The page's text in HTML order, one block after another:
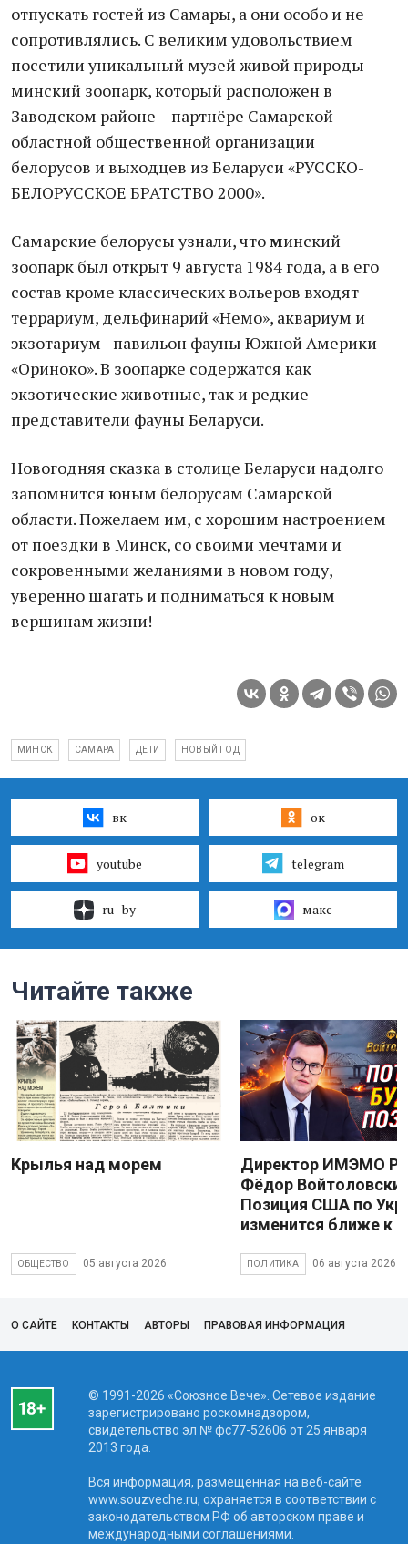
отпускать гостей из Самары, а они особо и не
сопротивлялись. С великим удовольствием
посетили уникальный музей живой природы -
минский зоопарк, который расположен в
Заводском районе – партнёре Самарской
областной общественной организации
белорусов и выходцев из Беларуси «РУССКО-
БЕЛОРУССКОЕ БРАТСТВО 2000».
Самарские белорусы узнали, чтоминский
зоопарк был открыт 9 августа 1984 года, а в его
состав кроме классических вольеров входят
террариум, дельфинарий «Немо», аквариум и
экзотариум - павильон фауны Южной Америки
«Ориноко». В зоопарке содержатся как
экзотические животные, так и редкие
представители фауны Беларуси.
Новогодняя сказка в столице Беларуси надолго
запомнится юным белорусам Самарской
области. Пожелаем им, с хорошим настроением
от поездки в Минск, со своими мечтами и
сокровенными желаниями в новом году,
уверенно шагать и подниматься к новым
вершинам жизни!
МИНСК САМАРА ДЕТИ НОВЫЙ ГОД
вк ок
youtube telegram
ru–by макс
Читайте также
Крылья над морем
ОБЩЕСТВО 05 августа 2026
Директор ИМЭМО
Фёдор
Позиция США по
изменится ближе к
ПОЛИТИКА 06 августа 2026
О САЙТЕ КОНТАКТЫ АВТОРЫ ПРАВОВАЯ ИНФОРМАЦИЯ
© 1991-2026 «Союзное Вече». Сетевое издание
зарегистрировано роскомнадзором,
свидетельство эл № фc77-52606 от 25 января
2013 года.
Вся информация, размещенная на веб-сайте
www.souzveche.ru, охраняется в соответствии с
законодательством РФ об авторском праве и
международными соглашениями.